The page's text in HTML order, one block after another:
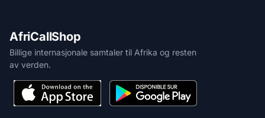
AfriCallShop
Billige internasjonale samtaler til Afrika og resten
av verden.